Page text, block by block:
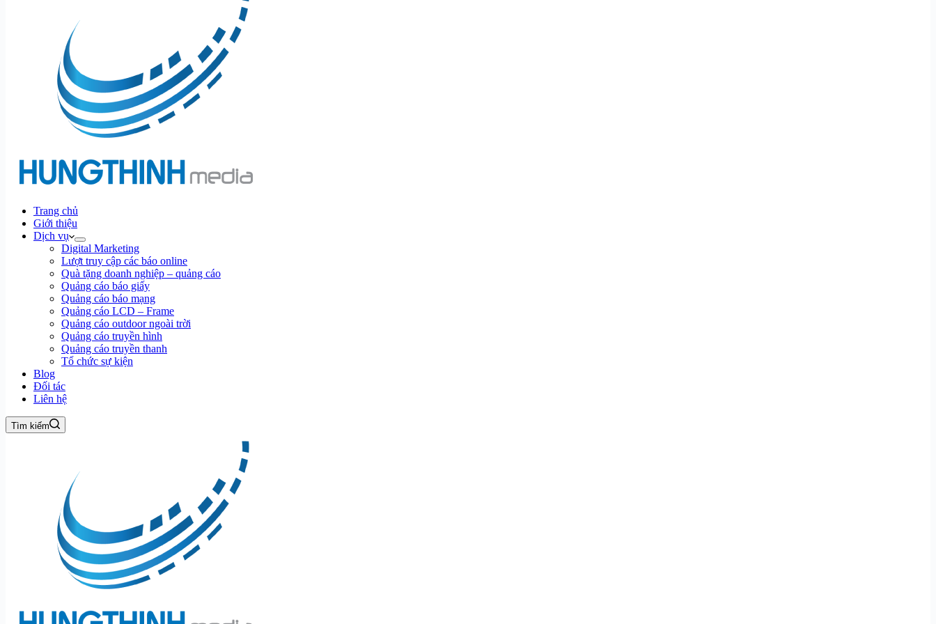
Trang chủ
Giới thiệu
Dịch vụ
Digital Marketing
Lượt truy cập các báo online
Quà tặng doanh nghiệp – quảng cáo
Quảng cáo báo giấy
Quảng cáo báo mạng
Quảng cáo LCD – Frame
Quảng cáo outdoor ngoài trời
Quảng cáo truyền hình
Quảng cáo truyền thanh
Tổ chức sự kiện
Blog
Đối tác
Liên hệ
Tìm kiếm